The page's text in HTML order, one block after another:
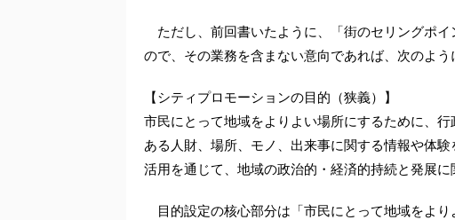
ただし、前回書いたように、「街のセリングポ
ので、その業務を含まない意向であれば、次のよ
【シティプロモーションの目的（狭義）】
市民にとって地域をよりよい場所にするために、
ある人財、場所、モノ、出来事に関する情報や体
活用を通じて、地域の政治的・経済的持続と発展に
目的設定の核心部分は「市民にとって地域をよ